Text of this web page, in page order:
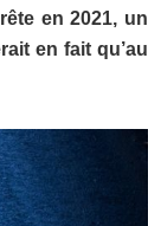
en 2021, un
en fait qu’au